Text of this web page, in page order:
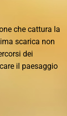
che cattura la
scarica non
dei
il paesaggio